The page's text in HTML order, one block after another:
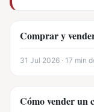
Comprar y
31 Jul 2026 · 17 min
Cómo vender un